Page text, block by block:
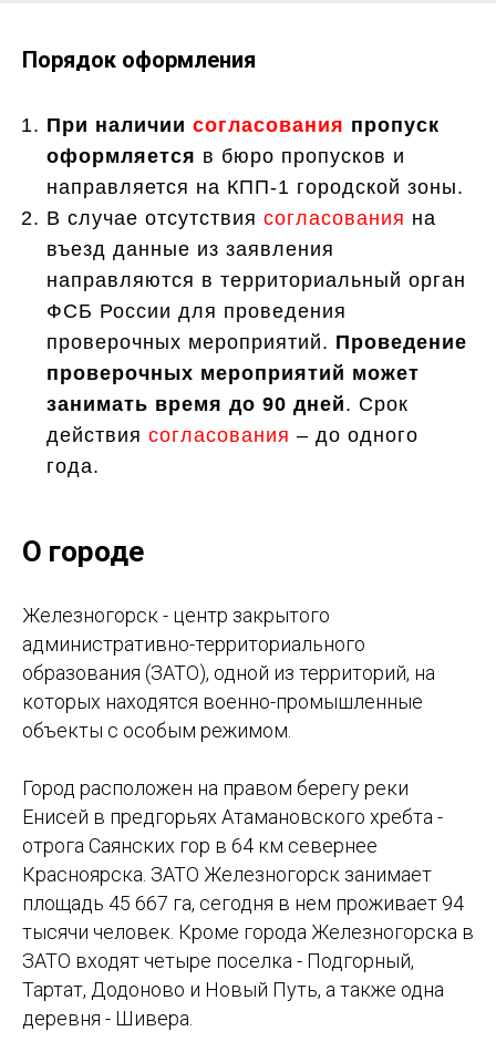
Порядок оформления
При наличии согласования пропуск
оформляется в бюро пропусков и
направляется на КПП-1 городской зоны.
В случае отсутствия согласования на
въезд данные из заявления
направляются в территориальный орган
ФСБ России для проведения
проверочных мероприятий. Проведение
проверочных мероприятий может
занимать время до 90 дней. Срок
действия согласования – до одного
года.
О городе
Железногорск - центр закрытого
административно-территориального
образования (ЗАТО), одной из территорий, на
которых находятся военно-промышленные
объекты с особым режимом.
Город расположен на правом берегу реки
Енисей в предгорьях Атамановского хребта -
отрога Саянских гор в 64 км севернее
Красноярска. ЗАТО Железногорск занимает
площадь 45 667 га, сегодня в нем проживает 94
тысячи человек. Кроме города Железногорска в
ЗАТО входят четыре поселка - Подгорный,
Тартат, Додоново и Новый Путь, а также одна
деревня - Шивера.